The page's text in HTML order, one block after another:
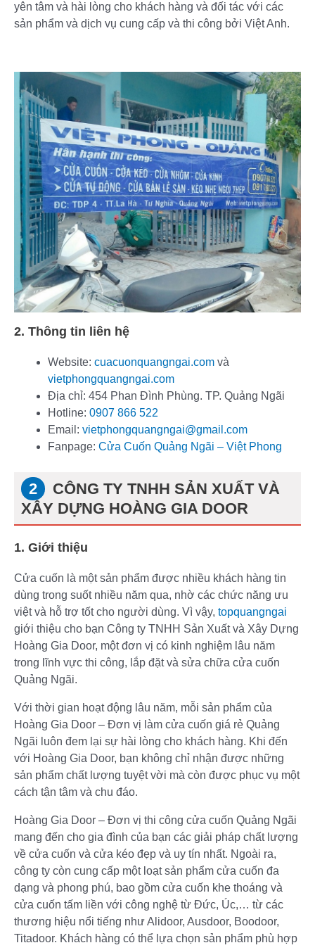
yên tâm và hài lòng cho khách hàng và đối tác với các
sản phẩm và dịch vụ cung cấp và thi công bởi Việt Anh.
2. Thông tin liên hệ
Website: cuacuonquangngai.com và
vietphongquangngai.com
Địa chỉ: 454 Phan Đình Phùng. TP. Quảng Ngãi
Hotline: 0907 866 522
Email: vietphongquangngai@gmail.com
Fanpage: Cửa Cuốn Quảng Ngãi – Việt Phong
CÔNG TY TNHH SẢN XUẤT VÀ
XÂY DỰNG HOÀNG GIA DOOR
1. Giới thiệu
Cửa cuốn là một sản phẩm được nhiều khách hàng tin
dùng trong suốt nhiều năm qua, nhờ các chức năng ưu
việt và hỗ trợ tốt cho người dùng. Vì vậy, topquangngai
giới thiệu cho bạn Công ty TNHH Sản Xuất và Xây Dựng
Hoàng Gia Door, một đơn vị có kinh nghiệm lâu năm
trong lĩnh vực thi công, lắp đặt và sửa chữa cửa cuốn
Quảng Ngãi.
Với thời gian hoạt động lâu năm, mỗi sản phẩm của
Hoàng Gia Door – Đơn vị làm cửa cuốn giá rẻ Quảng
Ngãi luôn đem lại sự hài lòng cho khách hàng. Khi đến
với Hoàng Gia Door, bạn không chỉ nhận được những
sản phẩm chất lượng tuyệt vời mà còn được phục vụ một
cách tận tâm và chu đáo.
Hoàng Gia Door – Đơn vị thi công cửa cuốn Quảng Ngãi
mang đến cho gia đình của bạn các giải pháp chất lượng
về cửa cuốn và cửa kéo đẹp và uy tín nhất. Ngoài ra,
công ty còn cung cấp một loạt sản phẩm cửa cuốn đa
dạng và phong phú, bao gồm cửa cuốn khe thoáng và
cửa cuốn tấm liền với công nghệ từ Đức, Úc,… từ các
thương hiệu nổi tiếng như Alidoor, Ausdoor, Boodoor,
Titadoor. Khách hàng có thể lựa chọn sản phẩm phù hợp